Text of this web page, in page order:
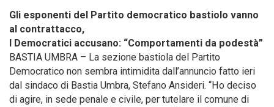
Gli esponenti del Partito democratico bastiolo vanno
al contrattacco,
I Democratici accusano: “Comportamenti da podestà”
BASTIA UMBRA – La sezione bastiola del Partito
Democratico non sembra intimidita dall’annuncio fatto ieri
dal sindaco di Bastia Umbra, Stefano Ansideri. “Ho deciso
di agire, in sede penale e civile, per tutelare il comune di